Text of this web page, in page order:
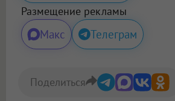
Размещение рекламы
Макс Телеграм
Поделиться